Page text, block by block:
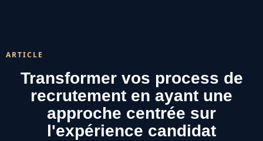
ARTICLE
Transformer vos process de
recrutement en ayant une
approche centrée sur
l'expérience candidat